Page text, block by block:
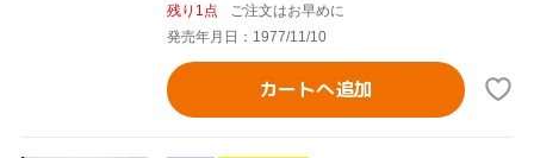
残り1点
ご注文はお早めに
発売年月日：1977/11/10
カートへ追加